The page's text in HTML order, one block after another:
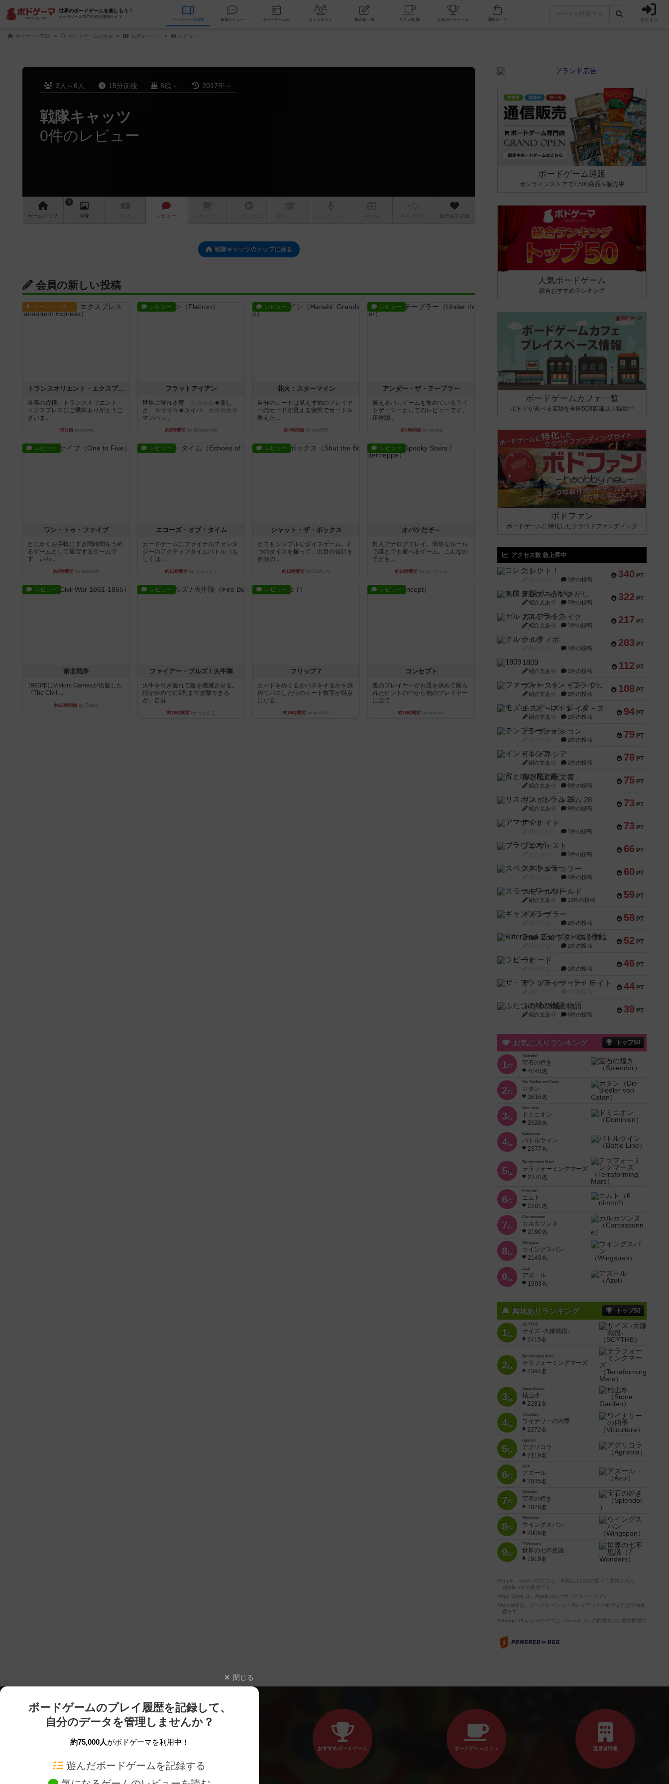
世界のボードゲームを楽しもう！
ボードゲーム専門の総合情報サイト
データベース 検索 新着レビュー ボードゲーム会 コミュニティ 掲示板一覧 カフェ/店舗 人気ボードゲーム ログイン
ボドゲーマTOP ボードゲームの検索 戦隊キャッツ レビュー
3人～6人 15分前後 8歳～ 2017年～
戦隊キャッツ
0件のレビュー
ゲーム トップ
1
画像 レビュー 次のおすすめ
戦隊キャッツのトップに戻る
会員の新しい投稿
ルール/インスト
トランスオリエント・エクスプレス
乗客の皆様、トランスオリエント・
エクスプレスにご乗車ありがとうご
ざいま...
39分前by jurong
レビュー
フラットアイアン
世界に浸れる度 ☆☆☆☆★楽し
さ ☆☆☆☆★タイパ ☆☆☆☆☆
マンハッ...
約2時間前by DKnewyork
レビュー
花火：スターマイン
自分のカードは見えず他のプレイヤ
ーのカードが見える状態でカードを
教えた...
約4時間前 by mob567
レビュー
アンダー・ザ・テーブラー
笑えるバカゲームを集めているライ
トゲーマーとしてのレビューです。
正体隠...
約6時間前by toyota
レビュー
ワン・トゥ・ファイブ
とにかくお手軽にすき間時間をうめ
るゲームとして重宝するゲームで
す。いわ...
約7時間前 by nabekoh
レビュー
エコーズ・オブ・タイム
カードゲームにファイナルファンタ
ジーのアクティブタイムバトル（も
しくは...
約11時間前by ジェイとと
レビュー
シャット・ザ・ボックス
とてもシンプルなダイスゲーム。2
つのダイスを振って、出目の合計を
自分の...
約12時間前by OSAっち
レビュー
オバケだぞ～
対人アナログプレイ。簡単なルール
で誰とでも遊べるゲーム。こんなの
子ども...
約13時間前by おーちゃん
レビュー
南北戦争
1983年にVictory Gamesが出版した
『The Civil ...
約16時間前by Chaco
レビュー
ファイアー・ブルズ / 火牛陣
火牛を引き連れて敵を殲滅させる。
縦か斜めで前2列まで攻撃できる
が、自分...
約18時間前 by うらまこ
レビュー
フリップ７
カードをめくるかパスをするかを決
めてパスした時のカード数字が得点
になる...
約19時間前by mob567
レビュー
コンセプト
親のプレイヤーがお題を決めて限ら
れたヒントの中から他のプレイヤー
に当て...
約19時間前by mob567
ボードゲーム通販
オンラインストアで7,500商品を販売中
人気ボードゲーム
総合おすすめランキング
ボードゲームカフェ一覧
ボドゲが遊べる店舗を全国500店舗以上掲載中
ボドファン
ボードゲームに特化したクラウドファンディング
アクセス数 急上昇中
340 PT
コレクト！
1件の投稿
322 PT
無限まちがいさがし
紹介文あり 2件の投稿
217 PT
ガルフストライク
紹介文あり 1件の投稿
203 PT
クルティボ
1件の投稿
112 PT
1809
紹介文あり 1件の投稿
108 PT
ファースト・イン・フライト
紹介文あり 3件の投稿
94 PT
モズビ－ズ・レイダ－ズ
紹介文あり 1件の投稿
79 PT
テンプテーション
2件の投稿
78 PT
インドネシア
紹介文あり 2件の投稿
75 PT
宵と暁の呪文書
紹介文あり 8件の投稿
73 PT
リスボン・トラム 28
紹介文あり 9件の投稿
73 PT
アマナイト
1件の投稿
66 PT
ブラヴェスト
1件の投稿
60 PT
スペクタキュラー
1件の投稿
59 PT
スモールワールド
紹介文あり 13件の投稿
58 PT
ギャンブラー
2件の投稿
52 PT
Bitter End ブタペスト救出作戦
1件の投稿
46 PT
ラピード
1件の投稿
44 PT
ザ・フラッフィー・ライト
39 PT
ふたつの城の物語
紹介文あり 6件の投稿
お気に入りランキング トップ50
1位
Splendor
宝石の煌き
4040名
2位
Die Siedler von Catan
カタン
3616名
3位
Dominion
ドミニオン
2528名
4位
Battle Line
バトルライン
2377名
5位
Terraforming Mars
テラフォーミングマーズ
2370名
6位
6 nimmt!
ニムト
2201名
7位
Carcassonne
カルカソンヌ
2190名
8位
Wingspan
ウイングスパン
2149名
9位
Azul
アズール
1903名
興味ありランキング トップ50
1位
SCYTHE
サイズ -大鎌戦役-
2415名
2位
Terraforming Mars
テラフォーミングマーズ
2394名
3位
Stone Garden
枯山水
2281名
4位
Viticulture
ワイナリーの四季
2272名
5位
Agricola
アグリコラ
2119名
6位
Azul
アズール
2035名
7位
Splendor
宝石の煌き
2028名
8位
Wingspan
ウイングスパン
2006名
9位
7 Wonders
世界の七不思議
1919名
※Apple、Apple のロゴ は、米国および他の国々で登録された
Apple Inc.の商標です。
※App Store は、Apple Inc.のサービスマークです。
※Android は、グーグル インコーポレイテッドの商標または登録商
標です。
※Google Play とそのロゴは、Google Inc.の商標または登録商標で
す。
閉じる
ボードゲームのプレイ履歴を記録して、
自分のデータを管理しませんか？
約75,000人がボドゲーマを利用中！
遊んだボードゲームを記録する
おすすめボードゲーム ボードゲームカフェ 運営者情報